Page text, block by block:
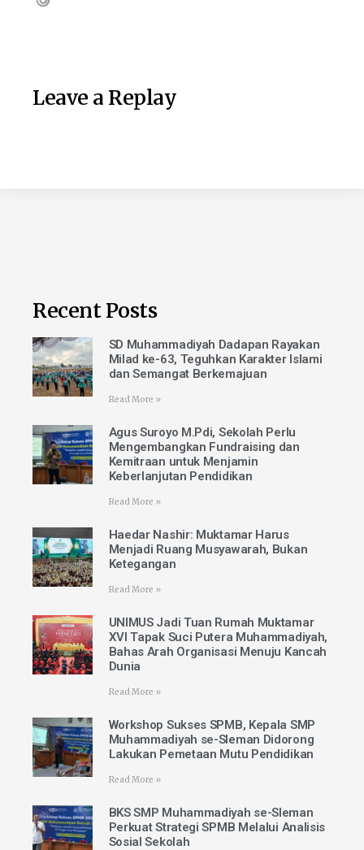
Leave a Replay
Recent Posts
SD Muhammadiyah Dadapan Rayakan
Milad ke-63, Teguhkan Karakter Islami
dan Semangat Berkemajuan
Read More »
Agus Suroyo M.Pdi, Sekolah Perlu
Mengembangkan Fundraising dan
Kemitraan untuk Menjamin
Keberlanjutan Pendidikan
Read More »
Haedar Nashir: Muktamar Harus
Menjadi Ruang Musyawarah, Bukan
Ketegangan
Read More »
UNIMUS Jadi Tuan Rumah Muktamar
XVI Tapak Suci Putera Muhammadiyah,
Bahas Arah Organisasi Menuju Kancah
Dunia
Read More »
Workshop Sukses SPMB, Kepala SMP
Muhammadiyah se-Sleman Didorong
Lakukan Pemetaan Mutu Pendidikan
Read More »
BKS SMP Muhammadiyah se-Sleman
Perkuat Strategi SPMB Melalui Analisis
Sosial Sekolah